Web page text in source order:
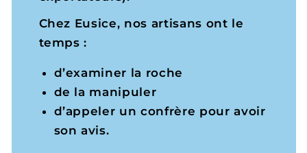
Chez Eusice, nos artisans ont le
temps :
d’examiner la roche
de la manipuler
d’appeler un confrère pour avoir
son avis.